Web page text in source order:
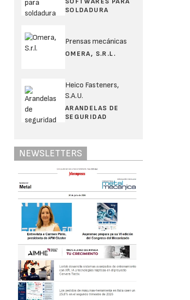
SOLDADURA
Prensas mecánicas
OMERA, S.R.L.
Heico Fasteners,
S.A.U.
ARANDELAS DE
SEGURIDAD
NEWSLETTERS